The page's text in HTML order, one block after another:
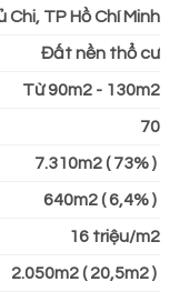
Chi, TP Hồ Chí Minh
Đất nền thổ cư
Từ 90m2 - 130m2
70
7.310m2 ( 73% )
640m2 ( 6,4% )
16 triệu/m2
2.050m2 ( 20,5m2 )